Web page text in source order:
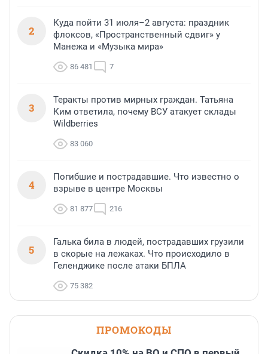
2
Куда пойти 31 июля–2 августа: праздник
флоксов, «Пространственный сдвиг» у
Манежа и «Музыка мира»
86 481 7
3
Теракты против мирных граждан. Татьяна
Ким ответила, почему ВСУ атакует склады
Wildberries
83 060
4
Погибшие и пострадавшие. Что известно о
взрыве в центре Москвы
81 877 216
5
Галька била в людей, пострадавших грузили
в скорые на лежаках. Что происходило в
Геленджике после атаки БПЛА
75 382
ПРОМОКОДЫ